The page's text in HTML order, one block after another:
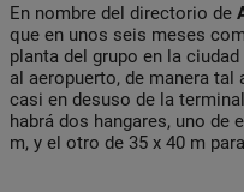
En nombre del directorio de
que en unos seis meses
planta del grupo en la
al aeropuerto, de manera
casi en desuso de la
habrá dos hangares, uno de
m, y el otro de 35 x 40 m